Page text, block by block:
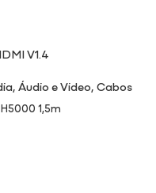
V1.4
,Áudio e Video,Cabos
1,5m